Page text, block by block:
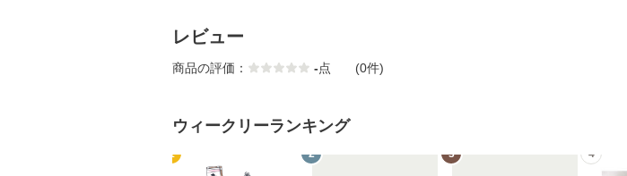
レビュー
商品の評価： -点 (0件)
ウィークリーランキング
1 2 3 4